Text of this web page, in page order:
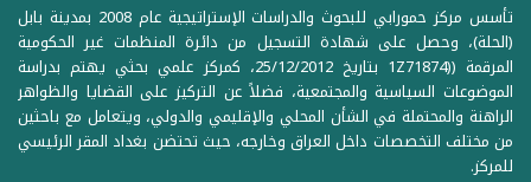
تأسس مركز حمورابي للبحوث والدراسات الإستراتيجية عام 2008 بمدينة بابل
(الحلة)، وحصل على شهادة التسجيل من دائرة المنظمات غير الحكومية
المرقمة ((1Z71874 بتاريخ 25/12/2012، كمركز علمي بحثي يهتم بدراسة
الموضوعات السياسية والمجتمعية، فضلاً عن التركيز على القضايا والظواهر
الراهنة والمحتملة في الشأن المحلي والإقليمي والدولي، ويتعامل مع باحثين
من مختلف التخصصات داخل العراق وخارجه، حيث تحتضن بغداد المقر الرئيسي
للمركز.